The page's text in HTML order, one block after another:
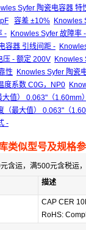
Syfer 陶瓷电容器 特
容差 ±10% Knowles
- Knowles Syfer 故障率 -
容器 引线间距 -
压 - 额定 200V Knowles
性
Knowles Syfer 陶瓷
度系数 C0G，NP0
大值） 0.063"（1.60mm
（最大值） 0.063"（
-
类似型号及规格
含运，满500元含税运
描述
CAP CER
RoHS: